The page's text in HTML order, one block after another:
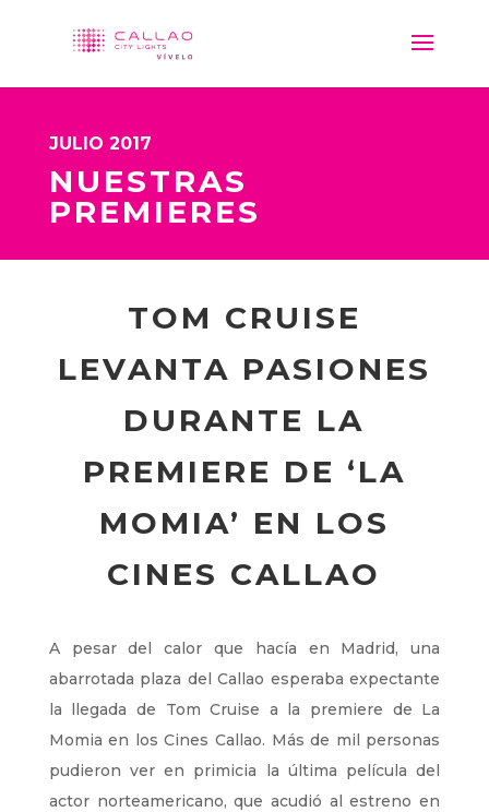
JULIO 2017
NUESTRAS
PREMIERES
TOM CRUISE
LEVANTA PASIONES
DURANTE LA
PREMIERE DE ‘LA
MOMIA’ EN LOS
CINES CALLAO
A pesar del calor que hacía en Madrid, una
abarrotada plaza del Callao esperaba expectante
la llegada de Tom Cruise a la premiere de La
Momia en los Cines Callao. Más de mil personas
pudieron ver en primicia la última película del
actor norteamericano, que acudió al estreno en